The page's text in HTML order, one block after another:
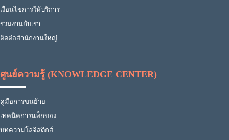
เงื่อนไขการให้บริการ
ร่วมงานกับเรา
ติดต่อสำนักงานใหญ่
ศูนย์ความรู้ (KNOWLEDGE CENTER)
คู่มือการขนย้าย
เทคนิคการแพ็กของ
บทความโลจิสติกส์